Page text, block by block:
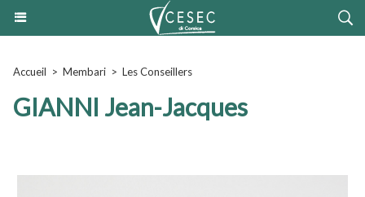
Accueil > Membari > Les Conseillers
GIANNI Jean-Jacques